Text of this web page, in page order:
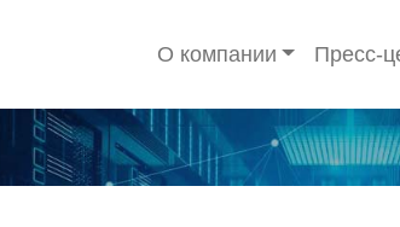
О компании Пресс-